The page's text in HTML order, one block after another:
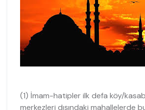
(1) İmam-hatipler ilk defa köy/
merkezleri dışındaki mahallelerde